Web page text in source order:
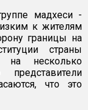
мадхеси -
к жителям
границы на
страны
на несколько
что это